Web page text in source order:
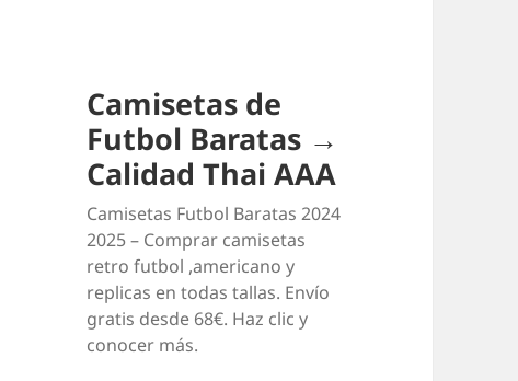
Camisetas de
Futbol Baratas →
Calidad Thai AAA
Camisetas Futbol Baratas 2024
2025 – Comprar camisetas
retro futbol ,americano y
replicas en todas tallas. Envío
gratis desde 68€. Haz clic y
conocer más.